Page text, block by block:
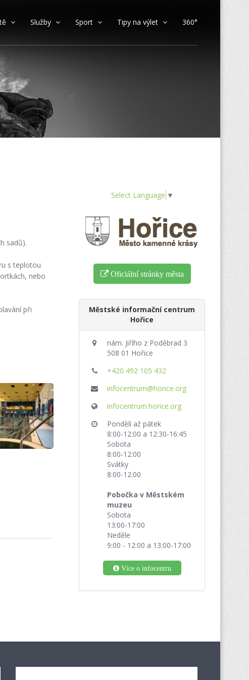
Služby Sport Tipy na výlet 360°
Select Language ▼
Oficiální stránky města
Městské informační centrum
Hořice
nám. Jiřího z Poděbrad 3
508 01 Hořice
+420 492 105 432
infocentrum@horice.org
infocentrum.horice.org
Pondělí až pátek
8:00-12:00 a 12:30-16:45
Sobota
8:00-12:00
Svátky
8:00-12:00
Pobočka v Městském
muzeu
Sobota
13:00-17:00
Neděle
9:00 - 12:00 a 13:00-17:00
Více o infocentru
sadů).
s teplotou
nebo
při